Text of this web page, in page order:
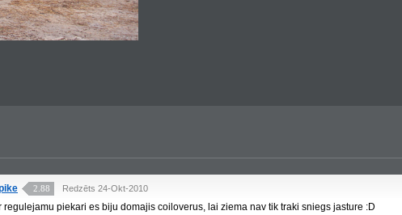
2.88 Redzēts 24-Okt-2010
regulejamu piekari es biju domajis coiloverus, lai ziema nav tik traki sniegs jasture :D